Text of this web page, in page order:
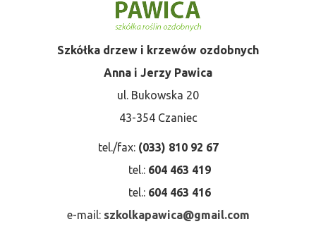
Szkółka drzew i krzewów ozdobnych
Anna i Jerzy Pawica
ul. Bukowska 20
43-354 Czaniec
tel./fax:(033) 810 92 67
tel.:604 463 419
tel.:604 463 416
e-mail: szkolkapawica@gmail.com